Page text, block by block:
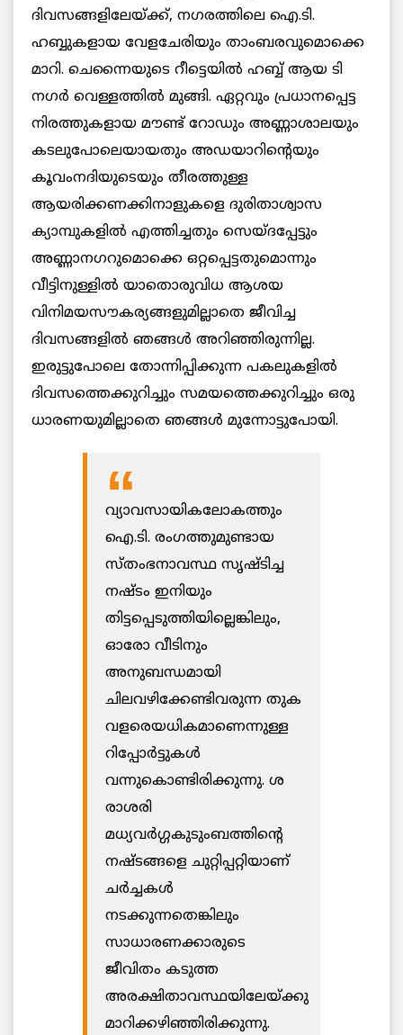
ദിവസങ്ങളിലേയ്ക്ക്, നഗരത്തിലെ ഐ.ടി.
ഹബ്ബുകളായ വേളചേരിയും താംബരവുമൊക്കെ
മാറി. ചെന്നൈയുടെ റീട്ടെയില്‍ ഹബ്ബ് ആയ ടി
നഗര്‍ വെള്ളത്തില്‍ മുങ്ങി. ഏറ്റവും പ്രധാനപ്പെട്ട
നിരത്തുകളായ മൗണ്ട് റോഡും അണ്ണാശാലയും
കടലുപോലെയായതും അഡയാറിന്റെയും
കൂവംനദിയുടെയും തീരത്തുള്ള
ആയരിക്കണക്കിനാളുകളെ ദുരിതാശ്വാസ
ക്യാമ്പുകളില്‍ എത്തിച്ചതും സെയ്ദപ്പേട്ടും
അണ്ണാനഗറുമൊക്കെ ഒറ്റപ്പെട്ടതുമൊന്നും
വീട്ടിനുള്ളില്‍ യാതൊരുവിധ ആശയ
വിനിമയസൗകര്യങ്ങളുമില്ലാതെ ജീവിച്ച
ദിവസങ്ങളില്‍ ഞങ്ങള്‍ അറിഞ്ഞിരുന്നില്ല.
ഇരുട്ടുപോലെ തോന്നിപ്പിക്കുന്ന പകലുകളില്‍
ദിവസത്തെക്കുറിച്ചും സമയത്തെക്കുറിച്ചും ഒരു
ധാരണയുമില്ലാതെ ഞങ്ങള്‍ മുന്നോട്ടുപോയി.
വ്യാവസായികലോകത്തും
ഐ.ടി. രംഗത്തുമുണ്ടായ
സ്തംഭനാവസ്ഥ സൃഷ്ടിച്ച
നഷ്ടം ഇനിയും
തിട്ടപ്പെടുത്തിയില്ലെങ്കിലും,
ഓരോ വീടിനും
അനുബന്ധമായി
ചിലവഴിക്കേണ്ടിവരുന്ന തുക
വളരെയധികമാണെന്നുള്ള
റിപ്പോര്‍ട്ടുകള്‍
വന്നുകൊണ്ടിരിക്കുന്നു. ശ
രാശരി
മധ്യവര്‍ഗ്ഗകുടുംബത്തിന്റെ
നഷ്ടങ്ങളെ ചുറ്റിപ്പറ്റിയാണ്
ചര്‍ച്ചകള്‍
നടക്കുന്നതെങ്കിലും
സാധാരണക്കാരുടെ
ജീവിതം കടുത്ത
അരക്ഷിതാവസ്ഥയിലേയ്ക്കു
മാറിക്കഴിഞ്ഞിരിക്കുന്നു.